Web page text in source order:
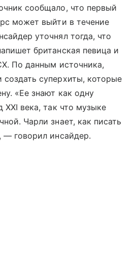
сообщало, что первый
может выйти в течение
уточнял тогда, что
британская певица и
По данным источника,
создать суперхиты, которые
«Ее знают как одну
XXI века, так что музыке
Чарли знает, как писать
— говорил инсайдер.